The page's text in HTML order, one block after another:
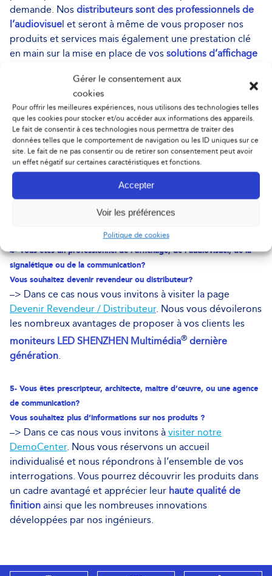
Gérer le consentement aux
cookies
Pour offrir les meilleures expériences, nous utilisons des technologies telles
que les cookies pour stocker et/ou accéder aux informations des appareils.
Le fait de consentir à ces technologies nous permettra de traiter des
données telles que le comportement de navigation ou les ID uniques sur ce
site. Le fait de ne pas consentir ou de retirer son consentement peut avoir
un effet négatif sur certaines caractéristiques et fonctions.
Accepter
Voir les préférences
Politique de cookies
demande. Nos distributeurs sont des professionnels de
l’audiovisuel et seront à même de vous proposer nos
produits et services mais également une prestation clé
en main sur la mise en place de vos solutions d’affichage
Vous souhaitez voir et comparer nos écrans géants à LED avant
d’équiper vos sites?
–> Dans ce cas nous vous invitons àvisiter notre
DemoCenter. Nous vous réservons un accueil
personnalisé et nous répondrons à l’ensemble de vos
questions. Vous pourrez découvrir les produits dans un
cadre privilégié et choisir la solution la mieux adaptée à
vos besoins notamment en terme de définitions.
4- Vous êtes un professionnel de l’affichage, de l’audiovisuel, de la
signalétique ou de la communication?
Vous souhaitez devenir revendeur ou distributeur?
–> Dans ce cas nous vous invitons à visiter la page
Devenir Revendeur / Distributeur. Nous vous dévoilerons
les nombreux avantages de proposer à vos clients les
moniteurs LED SHENZHEN Multimédia® dernière
génération.
5- Vous êtes prescripteur, architecte, maitre d’œuvre, ou une agence
de communication?
Vous souhaitez plus d’informations sur nos produits ?
–> Dans ce cas nous vous invitons à visiter notre
DemoCenter. Nous vous réservons un accueil
individualisé et nous répondrons à l’ensemble de vos
interrogations. Vous pourrez découvrir les produits dans
un cadre avantagé et apprécier leur haute qualité de
finition ainsi que les nombreuses innovations
développées par nos ingénieurs.